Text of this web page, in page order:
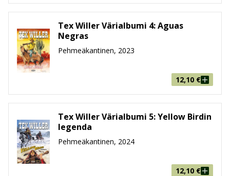
Tex Willer Värialbumi 4: Aguas
Negras
Pehmeäkantinen, 2023
12,10 €
Tex Willer Värialbumi 5: Yellow Birdin
legenda
Pehmeäkantinen, 2024
12,10 €